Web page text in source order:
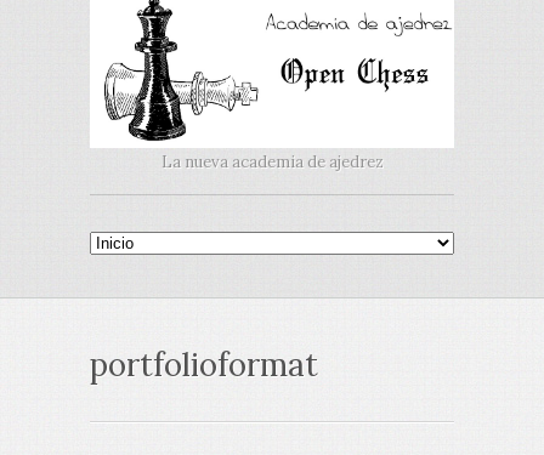
La nueva academia de ajedrez
portfolioformat